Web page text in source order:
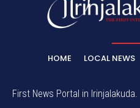
HOME LOCAL NEWS
First News Portal in Irinjalakuda.